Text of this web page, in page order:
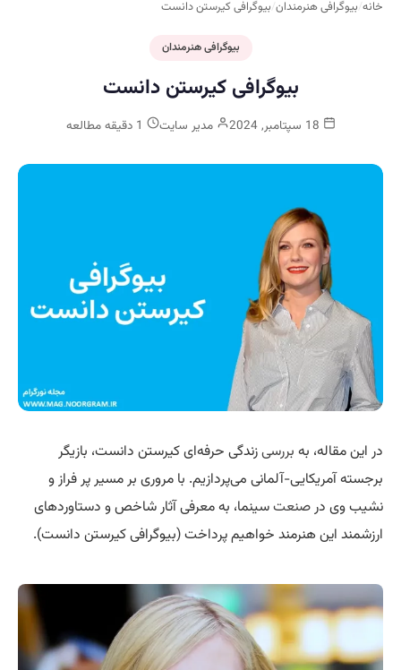
خانه/بیوگرافی هنرمندان/بیوگرافی کیرستن دانست
بیوگرافی هنرمندان
بیوگرافی کیرستن دانست
مدیر سایت
در این مقاله، به بررسیزندگی حرفه‌ای کیرستن دانست، بازیگر
برجسته آمریکایی-آلمانی می‌پردازیم. با مروری بر مسیر پر فراز و
نشیب وی درصنعتسینما، به معرفی آثار شاخص و دستاوردهای
ارزشمند این هنرمند خواهیم پرداخت (بیوگرافی کیرستن دانست).